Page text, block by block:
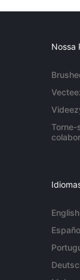
Nossa
Torne-
English